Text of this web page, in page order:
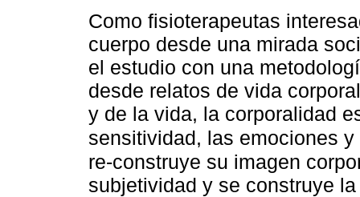
Como fisioterapeutas
cuerpo desde una mirada
el estudio con una
desde relatos de vida
y de la vida, la corporalidad
sensitividad, las emociones
re-construye su imagen
subjetividad y se construye